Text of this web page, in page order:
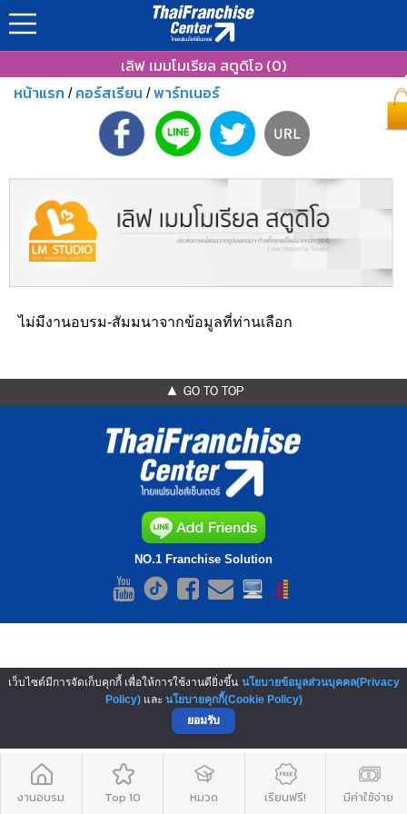
เลิฟ เมมโมเรียล สตูดิโอ (0)
หน้าแรก / คอร์สเรียน /พาร์ทเนอร์
ไม่มีงานอบรม-สัมมนาจากข้อมูลที่ท่านเลือก
▲ GO TO TOP
NO.1 Franchise Solution
เว็บไซต์มีการจัดเก็บคุกกี้ เพื่อให้การใช้งานดียิ่งขึ้น นโยบายข้อมูลส่วนบุคคล(Privacy
Policy)และ นโยบายคุกกี้(Cookie Policy)
ยอมรับ
งานอบรม Top 10 หมวด เรียนฟรี! มีค่าใช้จ่าย